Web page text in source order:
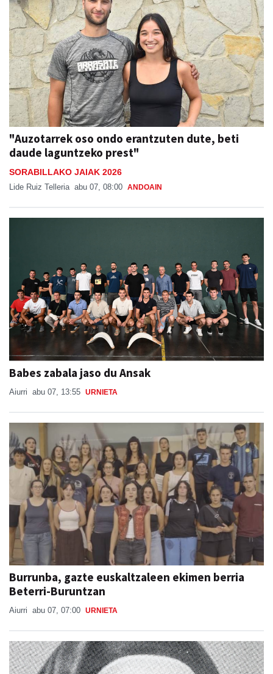
"Auzotarrek oso ondo erantzuten dute, beti
daude laguntzeko prest"
SORABILLAKO JAIAK 2026
Lide Ruiz Telleria abu 07, 08:00 ANDOAIN
Babes zabala jaso du Ansak
Aiurri abu 07, 13:55 URNIETA
Burrunba, gazte euskaltzaleen ekimen berria
Beterri-Buruntzan
Aiurri abu 07, 07:00 URNIETA